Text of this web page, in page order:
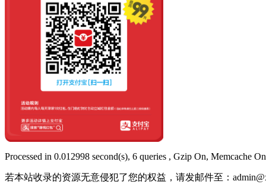
Processed in 0.012998 second(s), 6 queries , Gzip On, Memcache
若本站收录的资源无意侵犯了您的权益，请发邮件至：